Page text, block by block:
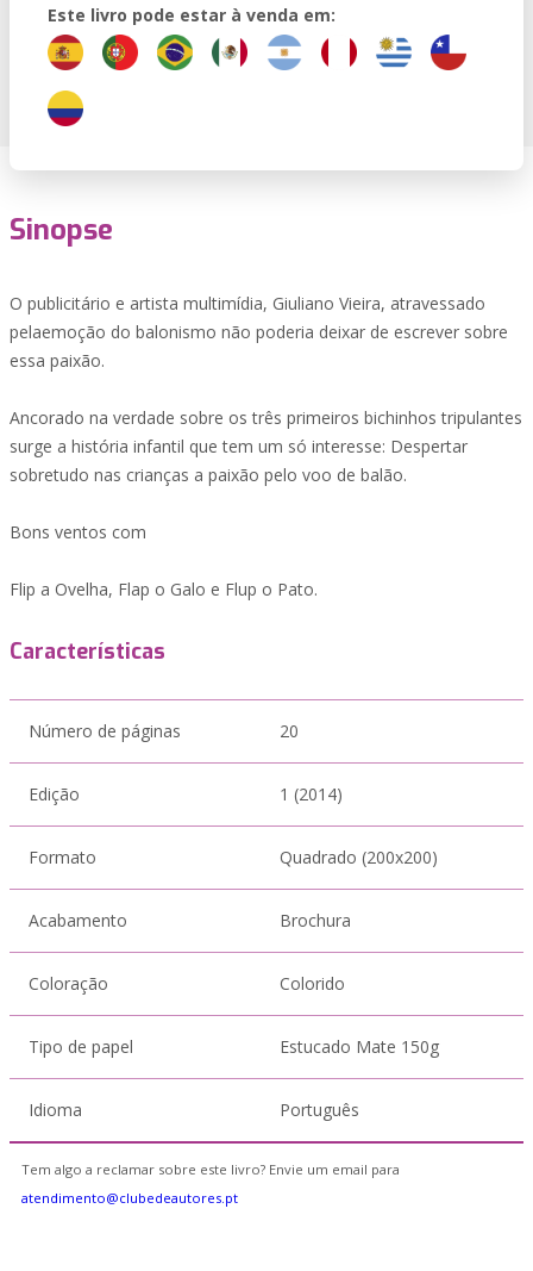
Este livro pode estar à venda em:
Sinopse
O publicitário e artista multimídia, Giuliano Vieira, atravessado
pelaemoção do balonismo não poderia deixar de escrever sobre
essa paixão.
Ancorado na verdade sobre os três primeiros bichinhos tripulantes
surge a história infantil que tem um só interesse: Despertar
sobretudo nas crianças a paixão pelo voo de balão.
Bons ventos com
Flip a Ovelha, Flap o Galo e Flup o Pato.
Características
Número de páginas 20
Edição 1 (2014)
Formato Quadrado (200x200)
Acabamento Brochura
Coloração Colorido
Tipo de papel Estucado Mate 150g
Idioma Português
Tem algo a reclamar sobre este livro? Envie um email para
atendimento@clubedeautores.pt